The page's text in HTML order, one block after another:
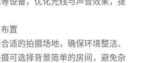
置
适的拍摄场地，确保环境整洁、
可选择背景简单的房间，避免杂